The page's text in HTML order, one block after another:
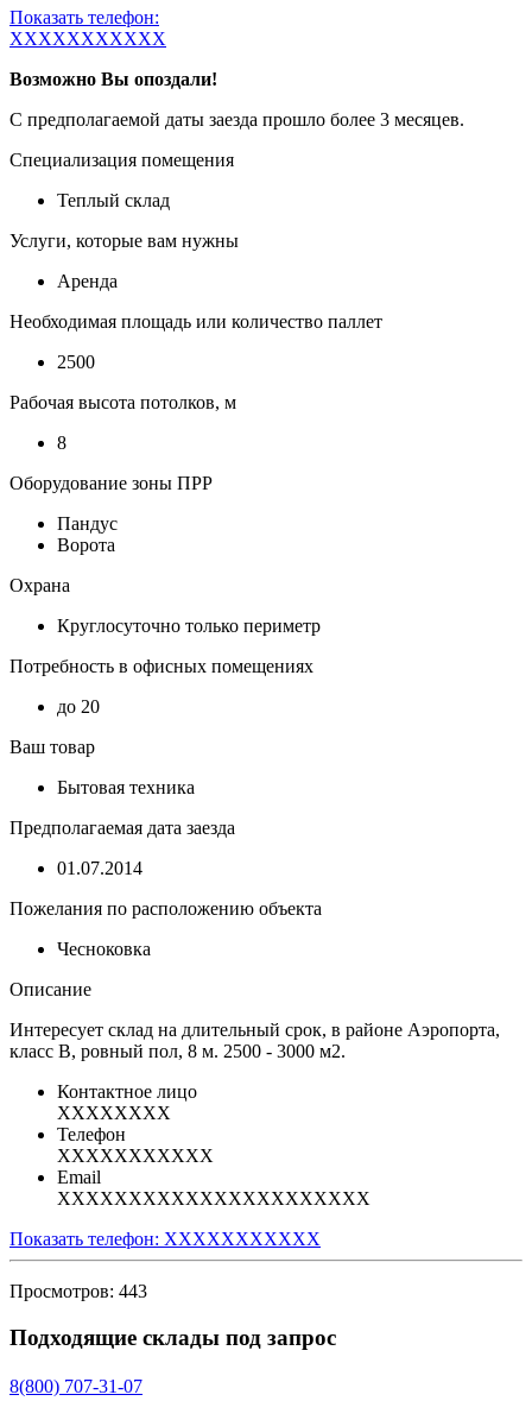
Показать телефон:
XXXXXXXXXXX
Возможно Вы опоздали!
С предполагаемой даты заезда прошло более 3 месяцев.
Специализация помещения
Теплый склад
Услуги, которые вам нужны
Аренда
Необходимая площадь или количество паллет
2500
Рабочая высота потолков, м
8
Оборудование зоны ПРР
Пандус
Ворота
Охрана
Круглосуточно только периметр
Потребность в офисных помещениях
до 20
Ваш товар
Бытовая техника
Предполагаемая дата заезда
01.07.2014
Пожелания по расположению объекта
Чесноковка
Описание
Интересует склад на длительный срок, в районе Аэропорта,
класс В, ровный пол, 8 м. 2500 - 3000 м2.
Контактное лицо
XXXXXXXX
Телефон
XXXXXXXXXXX
Email
XXXXXXXXXXXXXXXXXXXXXX
Показать телефон: XXXXXXXXXXX
Просмотров: 443
Подходящие склады под запрос
8(800) 707-31-07